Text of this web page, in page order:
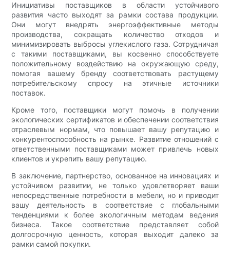
Инициативы поставщиков в области устойчивого
развития часто выходят за рамки состава продукции.
Они могут внедрять энергоэффективные методы
производства, сокращать количество отходов и
минимизировать выбросы углекислого газа. Сотрудничая
с такими поставщиками, вы косвенно способствуете
положительному воздействию на окружающую среду,
помогая вашему бренду соответствовать растущему
потребительскому спросу на этичные источники
поставок.
Кроме того, поставщики могут помочь в получении
экологических сертификатов и обеспечении соответствия
отраслевым нормам, что повышает вашу репутацию и
конкурентоспособность на рынке. Развитие отношений с
ответственными поставщиками может привлечь новых
клиентов и укрепить вашу репутацию.
В заключение, партнерство, основанное на инновациях и
устойчивом развитии, не только удовлетворяет ваши
непосредственные потребности в мебели, но и приводит
вашу деятельность в соответствие с глобальными
тенденциями к более экологичным методам ведения
бизнеса. Такое соответствие представляет собой
долгосрочную ценность, которая выходит далеко за
рамки самой покупки.